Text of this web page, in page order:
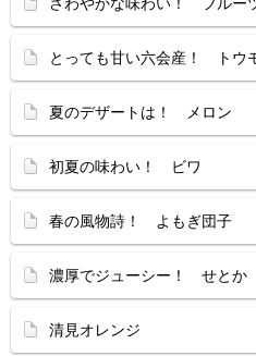
とっても甘い六会産！ トウ
夏のデザートは！ メロン
初夏の味わい！ ビワ
春の風物詩！ よもぎ団子
濃厚でジューシー！ せとか
清見オレンジ